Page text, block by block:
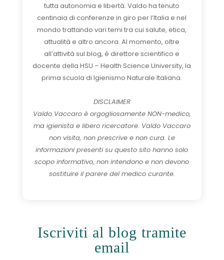
tutta autonomia e libertà. Valdo ha tenuto
centinaia di conferenze in giro per l’Italia e nel
mondo trattando vari temi tra cui salute, etica,
attualità e altro ancora. Al momento, oltre
all’attività sul blog, è direttore scientifico e
docente della HSU – Health Science University, la
prima scuola di Igienismo Naturale Italiana.
DISCLAIMER
Valdo Vaccaro è orgogliosamente NON-medico,
ma igienista e libero ricercatore. Valdo Vaccaro
non visita, non prescrive e non cura. Le
informazioni presenti su questo sito hanno solo
scopo informativo, non intendono e non devono
sostituire il parere del medico curante.
Iscriviti al blog tramite
email